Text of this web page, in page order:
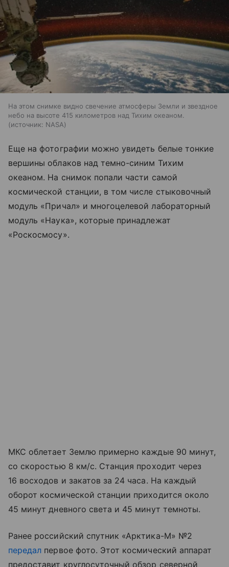
На этом снимке видно свечение атмосферы Земли и звездное
небо на высоте 415 километров над Тихим океаном.
источник: NASA
Еще на фотографии можно увидеть белые тонкие
вершины облаков над темно-синим Тихим
океаном. На снимок попали части самой
космической станции, в том числе стыковочный
модуль «Причал» и многоцелевой лабораторный
модуль «Наука», которые принадлежат
«Роскосмосу».
МКС облетает Землю примерно каждые 90 минут,
со скоростью 8 км/с. Станция проходит через
16 восходов и закатов за 24 часа. На каждый
оборот космической станции приходится около
45 минут дневного света и 45 минут темноты.
Ранее российский спутник «Арктика-М» №2
передал первое фото. Этот космический аппарат
предоставит круглосуточный обзор северной